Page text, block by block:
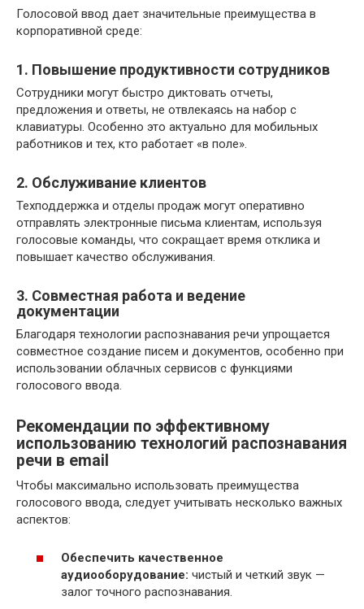
Голосовой ввод дает значительные преимущества в
корпоративной среде:
1. Повышение продуктивности сотрудников
Сотрудники могут быстро диктовать отчеты,
предложения и ответы, не отвлекаясь на набор с
клавиатуры. Особенно это актуально для мобильных
работников и тех, кто работает «в поле».
2. Обслуживание клиентов
Техподдержка и отделы продаж могут оперативно
отправлять электронные письма клиентам, используя
голосовые команды, что сокращает время отклика и
повышает качество обслуживания.
3. Совместная работа и ведение
документации
Благодаря технологии распознавания речи упрощается
совместное создание писем и документов, особенно при
использовании облачных сервисов с функциями
голосового ввода.
Рекомендации по эффективному
использованию технологий распознавания
речи в email
Чтобы максимально использовать преимущества
голосового ввода, следует учитывать несколько важных
аспектов:
Обеспечить качественное
аудиооборудование: чистый и четкий звук —
залог точного распознавания.